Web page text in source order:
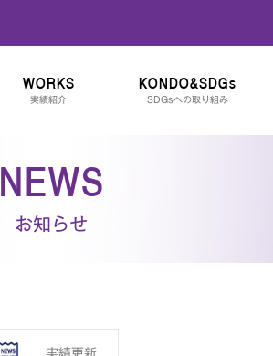
WORKS
実績紹介
KONDO&SDGs
SDGsへの取り組み
NEWS
お知らせ
実績更新